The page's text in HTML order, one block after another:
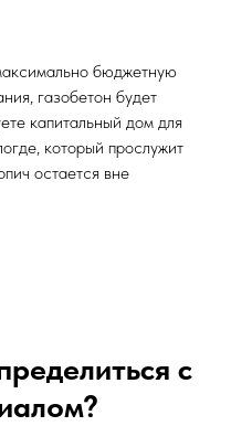
бюджетную
газобетон будет
капитальный дом для
который прослужит
остается вне
с